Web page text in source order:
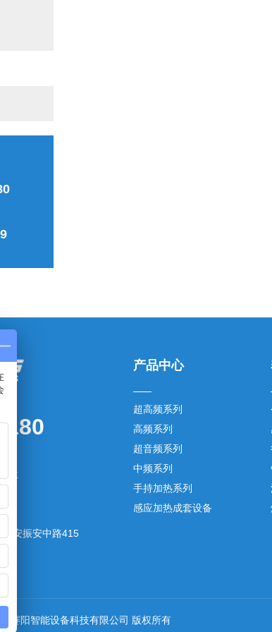
生
长安振安中路415
产品中心
超高频系列
高频系列
超音频系列
中频系列
手持加热系列
感应加热成套设备
赛阳智能设备科技有限公司 版权所有